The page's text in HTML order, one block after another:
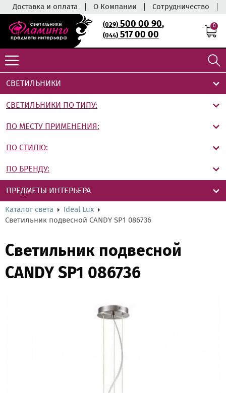
Доставка и оплата О Компании Сотрудничество
(029)500 00 90,
(044)517 00 00
0
СВЕТИЛЬНИКИ
СВЕТИЛЬНИКИ ПО ТИПУ:
ПО МЕСТУ ПРИМЕНЕНИЯ:
ПО СТИЛЮ:
ПО БРЕНДУ:
ПРЕДМЕТЫ ИНТЕРЬЕРА
Каталог света
Ideal Lux
Светильник подвесной CANDY SP1 086736
Светильник подвесной
CANDY SP1 086736